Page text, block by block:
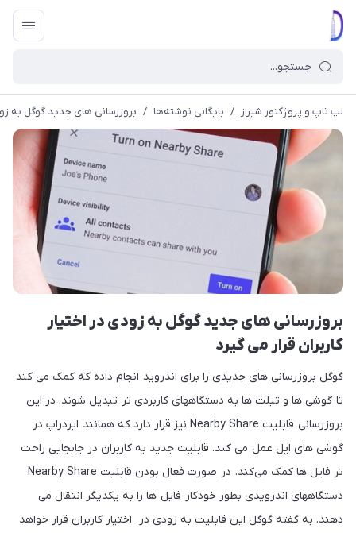
لپ تاپ و پروژکتور شیراز / بایگانی نوشته‌ها / بروزرسانی های جدید گوگل به
بروزرسانی های جدید گوگل به زودی در اختیار
کاربران قرار می گیرد
گوگل بروزرسانی های جدیدی را برای اندروید انجام داده که کمک می کند
تا گوشی ها و تبلت ها به دستگاههای کاربردی تر تبدیل شوند. در این
بروزرسانی قابلیت Nearby Share نیز قرار دارد که همانند ایردراپ در
گوشی های اپل عمل می کند. قابلیت جدید به کاربران در جابجایی راحت
تر فایل ها کمک می‌کند. در صورت فعال بودن قابلیت Nearby Share
دستگاههای اندرویدی بطور خودکار فایل ها را به یکدیگر انتقال می
دهند. به گفته گوگل این قابلیت به زودی در اختیار کاربران قرار خواهد